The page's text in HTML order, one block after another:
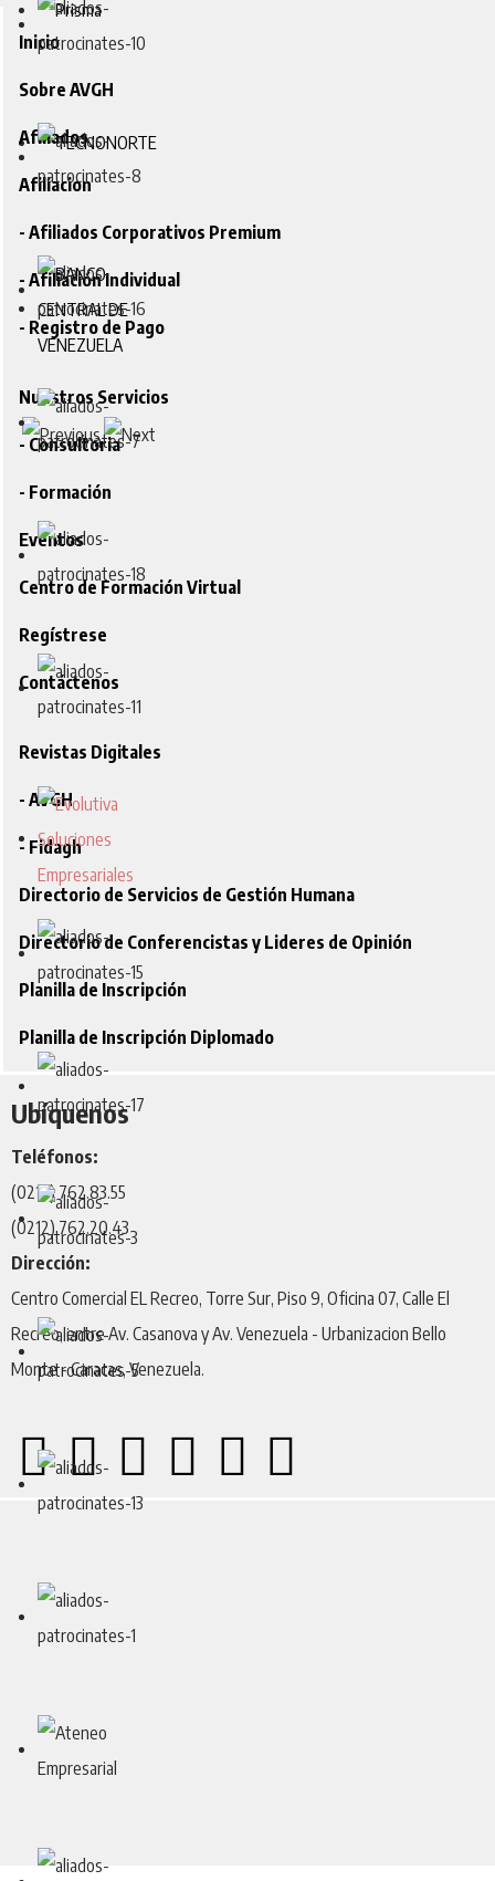
Inicio
Sobre AVGH
Afiliados
Afiliacion
- Afiliados Corporativos Premium
- Afiliación Individual
- Registro de Pago
Nuestros Servicios
- Consultoria
- Formación
Eventos
Centro de Formación Virtual
Regístrese
Contáctenos
Revistas Digitales
- AVGH
- Fidagh
Directorio de Servicios de Gestión Humana
Directorio de Conferencistas y Lideres de Opinión
Planilla de Inscripción
Planilla de Inscripción Diplomado
Ubíquenos
Teléfonos:
(0212) 762.83.55
(0212) 762.20.43
Dirección:
Centro Comercial EL Recreo, Torre Sur, Piso 9, Oficina 07, Calle El
Recreo, entre Av. Casanova y Av. Venezuela - Urbanizacion Bello
Monte - Caracas, Venezuela.